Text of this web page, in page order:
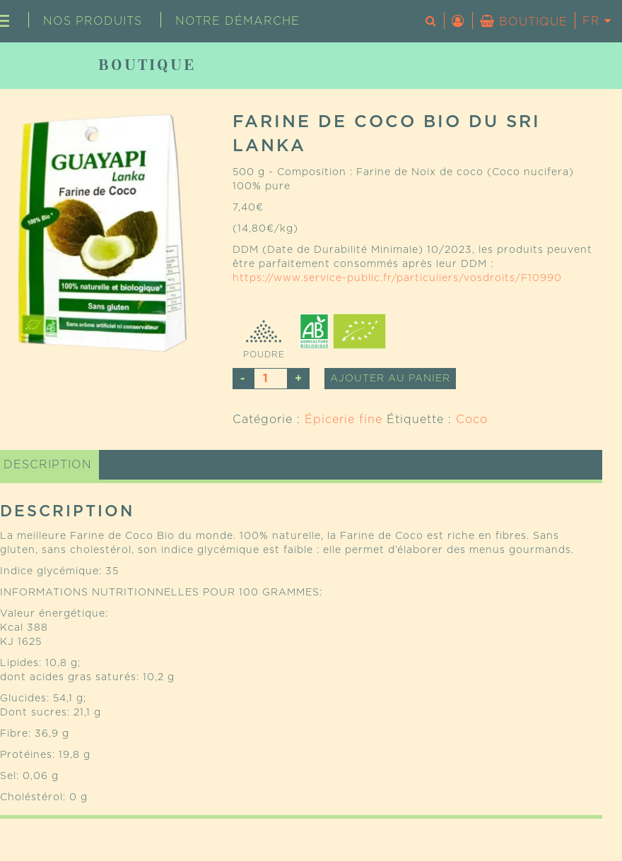
NOS PRODUITS NOTRE DÉMARCHE FR
EN
BOUTIQUE
BOUTIQUE
FARINE DE COCO BIO DU SRI
LANKA
500 g - Composition : Farine de Noix de coco (Coco nucifera)
100% pure
7,40 €
(14,80€/kg)
DDM (Date de Durabilité Minimale) 10/2023, les produits peuvent
être parfaitement consommés après leur DDM :
https://www.service-public.fr/particuliers/vosdroits/F10990
POUDRE
QUANTITÉ
DE
DE
BIO
SRI
AJOUTER AU PANIER
Catégorie : Épicerie fine Étiquette : Coco
DESCRIPTION
DESCRIPTION
La meilleure Farine de Coco Bio du monde. 100% naturelle, la Farine de Coco est riche en fibres. Sans
gluten, sans cholestérol, son indice glycémique est faible : elle permet d’élaborer des menus gourmands.
Indice glycémique: 35
INFORMATIONS NUTRITIONNELLES POUR 100 GRAMMES:
Valeur énergétique:
Kcal 388
KJ 1625
Lipides: 10,8 g;
dont acides gras saturés: 10,2 g
Glucides: 54,1 g;
Dont sucres: 21,1 g
Fibre: 36,9 g
Protéines: 19,8 g
Sel: 0,06 g
Choléstérol: 0 g